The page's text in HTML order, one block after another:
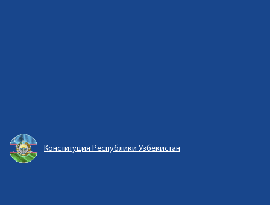
Конституция Республики Узбекистан